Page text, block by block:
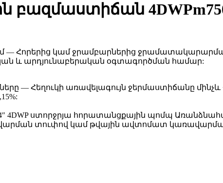
— Հորերից կամ ջրամբարներից
և արդյունաբերական օգտագործման համար:
— Հեղուկի առավելագույն ջերմաստիճանը մինչև
ստորջրյա հորատանցքային պոմպ
տուփով կամ թվային ավտոմատ